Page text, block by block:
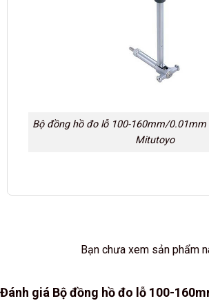
Bộ đồng hồ đo lỗ 100-160mm/0.01mm
Mitutoyo
Bạn chưa xem sản phẩm
Đánh giá Bộ đồng hồ đo lỗ 100-